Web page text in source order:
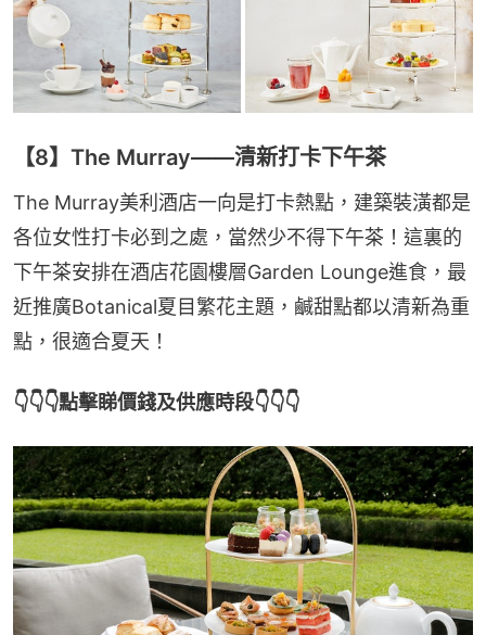
【8】The Murray——清新打卡下午茶
The Murray美利酒店一向是打卡熱點，建築裝潢都是
各位女性打卡必到之處，當然少不得下午茶！這裏的
下午茶安排在酒店花園樓層Garden Lounge進食，最
近推廣Botanical夏目繁花主題，鹹甜點都以清新為重
點，很適合夏天！
👇👇👇點擊睇價錢及供應時段👇👇👇